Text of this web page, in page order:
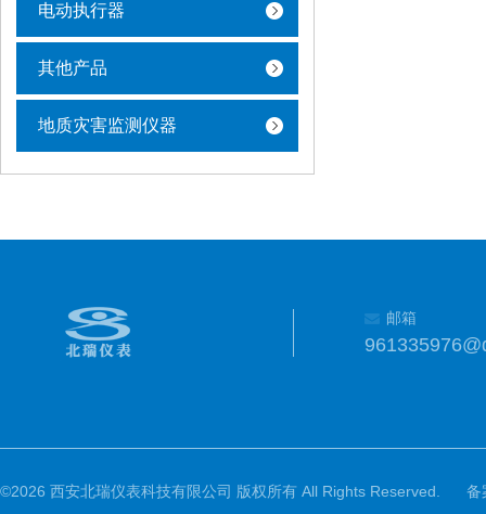
电动执行器
其他产品
地质灾害监测仪器
邮箱
©2026 西安北瑞仪表科技有限公司 版权所有 All Rights Reserved. 备